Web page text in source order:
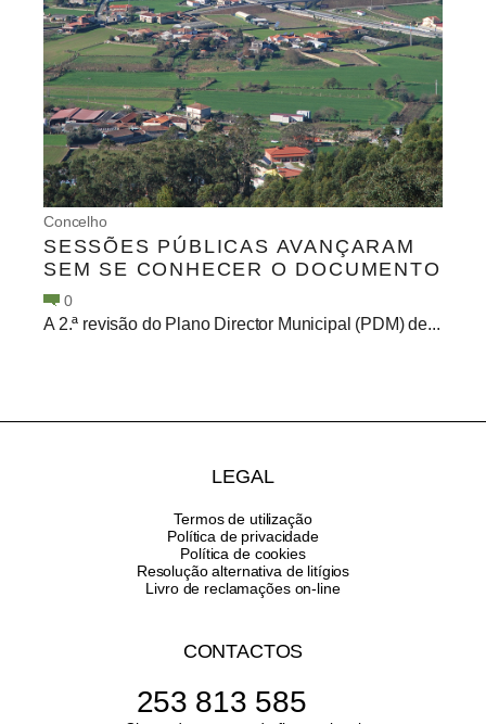
Concelho
SESSÕES PÚBLICAS AVANÇARAM
SEM SE CONHECER O DOCUMENTO
0
A 2.ª revisão do Plano Director Municipal (PDM) de...
LEGAL
Termos de utilização
Política de privacidade
Política de cookies
Resolução alternativa de litígios
Livro de reclamações on-line
CONTACTOS
253 813 585